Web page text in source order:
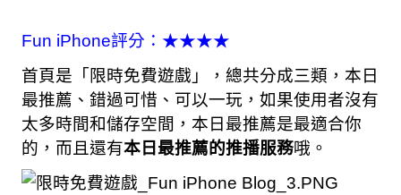
Fun iPhone評分： ★★★★
首頁是「限時免費遊戲」，總共分成三類，本日
最推薦、錯過可惜、可以一玩，如果使用者沒有
太多時間和儲存空間，本日最推薦是最適合你
的，而且還有本日最推薦的推播服務哦。